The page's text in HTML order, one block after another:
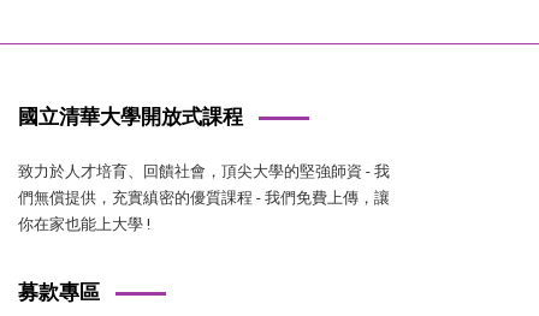
國立清華大學開放式課程
致力於人才培育、回饋社會，頂尖大學的堅強師資 - 我
們無償提供，充實縝密的優質課程 - 我們免費上傳，讓
你在家也能上大學 !
募款專區